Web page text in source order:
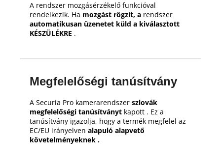
A rendszer mozgásérzékelő funkcióval
rendelkezik. Ha mozgást rögzít, a rendszer
automatikusan üzenetet küld a kiválasztott
KÉSZÜLÉKRE .
Megfelelőségi tanúsítvány
A Securia Pro kamerarendszer szlovák
megfelelőségi tanúsítványt kapott . Ez a
tanúsítvány igazolja, hogy a termék megfelel az
EC/EU irányelven alapuló alapvető
követelményeknek .